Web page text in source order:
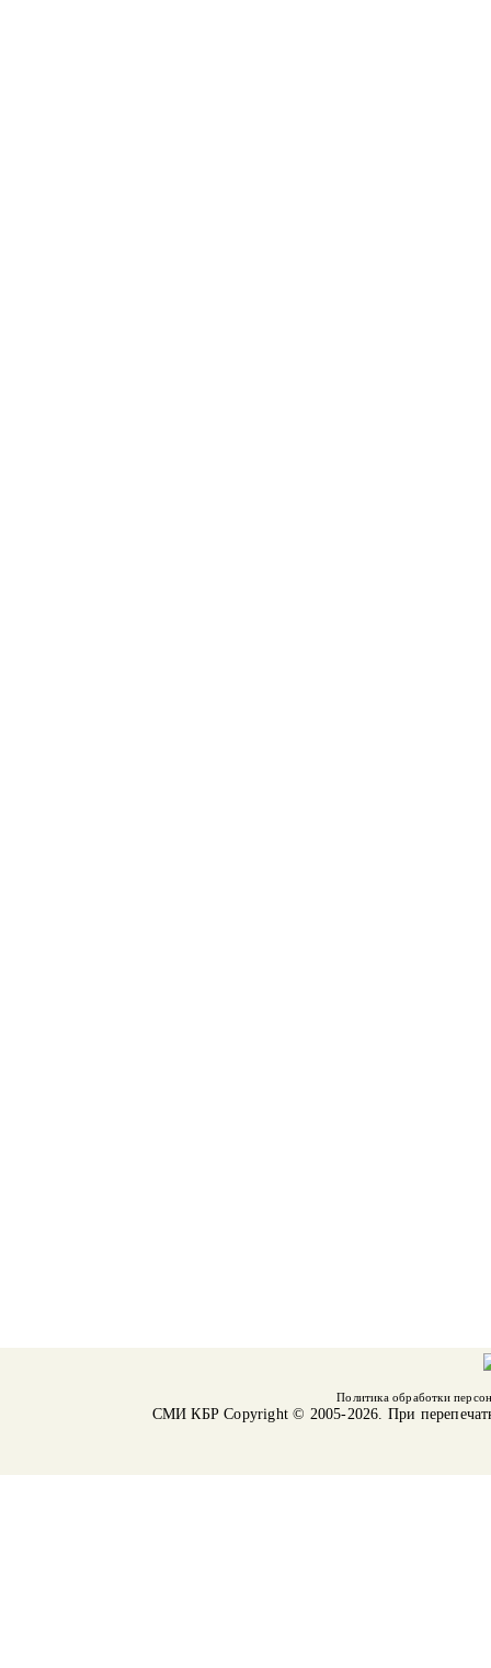
Политика обработки
СМИ КБРCopyright © 2005-2026. При